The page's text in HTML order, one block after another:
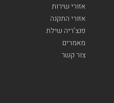
אזורי שירות
אזורי התקנה
פנצ’ריה שילת
מאמרים
צור קשר